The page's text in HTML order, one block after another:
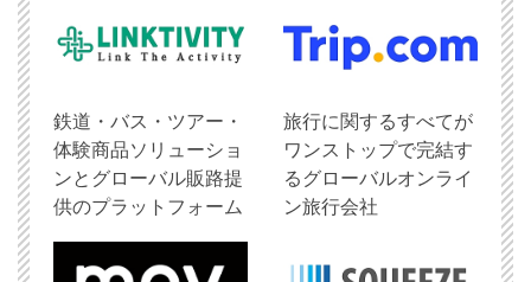
鉄道・バス・ツアー・
体験商品ソリューショ
ンとグローバル販路提
供のプラットフォーム
旅行に関するすべてが
ワンストップで完結す
るグローバルオンライ
ン旅行会社